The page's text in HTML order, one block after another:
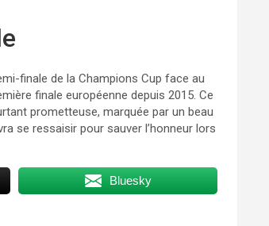
finale de la Champions Cup face au
finale européenne depuis 2015. Ce
prometteuse, marquée par un beau
se ressaisir pour sauver l’honneur lors
Bluesky